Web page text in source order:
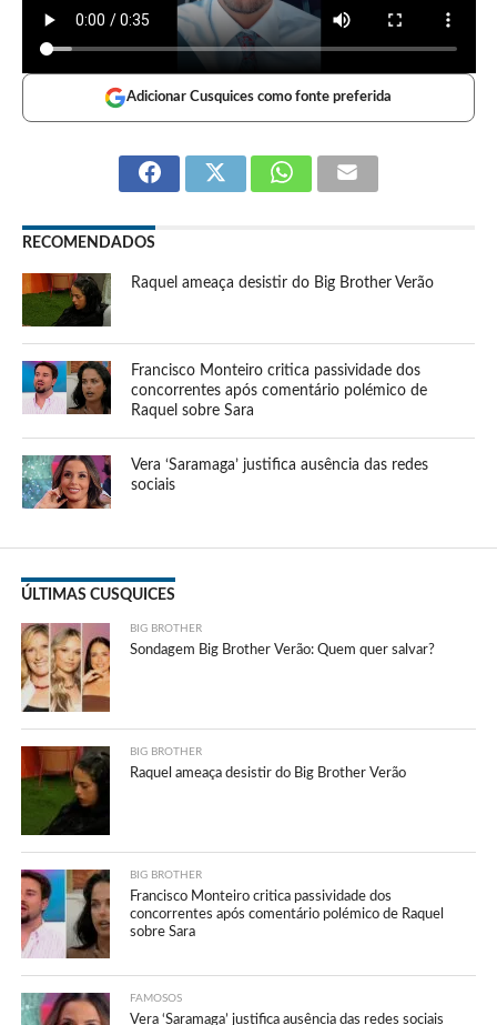
Adicionar Cusquices como fonte preferida
RECOMENDADOS
Raquel ameaça desistir do Big Brother Verão
Francisco Monteiro critica passividade dos
concorrentes após comentário polémico de
Raquel sobre Sara
Vera ‘Saramaga’ justifica ausência das redes
sociais
ÚLTIMAS CUSQUICES
BIG BROTHER
Sondagem Big Brother Verão: Quem quer salvar?
BIG BROTHER
Raquel ameaça desistir do Big Brother Verão
BIG BROTHER
Francisco Monteiro critica passividade dos
concorrentes após comentário polémico de Raquel
sobre Sara
FAMOSOS
Vera ‘Saramaga’ justifica ausência das redes sociais